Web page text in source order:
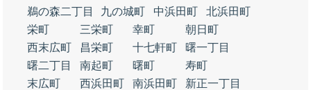
鵜の森二丁目
九の城町 中浜田町
北浜田町
栄町
三栄町 幸町
朝日町
西末広町
昌栄町 十七軒町
曙一丁目
曙二丁目
南起町 曙町
寿町
末広町
西浜田町 南浜田町
新正一丁目